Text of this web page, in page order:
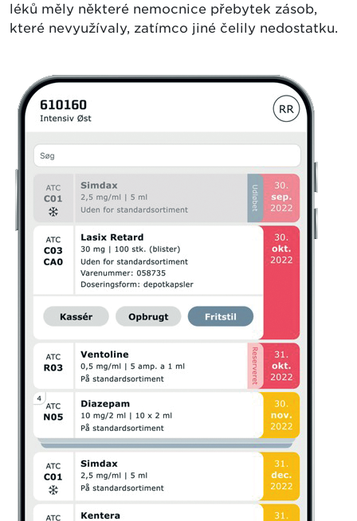
léků měly některé nemocnice přebytek zásob,
které nevyužívaly, zatímco jiné čelily nedostatku.